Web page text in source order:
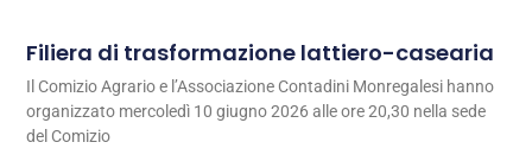
Filiera di trasformazione lattiero-casearia
Il Comizio Agrario e l’Associazione Contadini Monregalesi hanno
organizzato mercoledì 10 giugno 2026 alle ore 20,30 nella sede
del Comizio